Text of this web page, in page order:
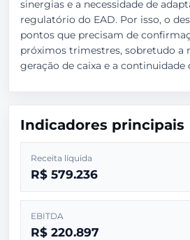
sinergias e a necessidade de
regulatório do EAD. Por isso, o
pontos que precisam de
próximos trimestres, sobretudo a
geração de caixa e a continuidade
Indicadores principais
Receita líquida
R$ 579.236
EBITDA
R$ 220.897